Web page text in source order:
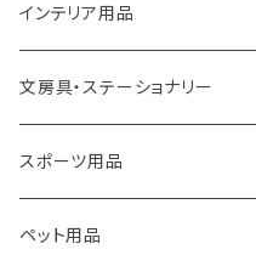
ROOTOTE
100percent
藤田金属
TG
トートバッグ
保冷バッグ
リュックサック
ショルダーバッグ
キッチンペーパーホルダー
食器・テーブルウェア
ゴミ箱
収納用品
洗面用品
掃除・洗濯用品
トイレ用品
バス用品
インテリア用品
アイロン台
アクセサリー収納
ウェットティッシュケース
文房具・ステーショナリー
筆記具・ペン
ノート
スポーツ用品
卓球用品
ペット用品